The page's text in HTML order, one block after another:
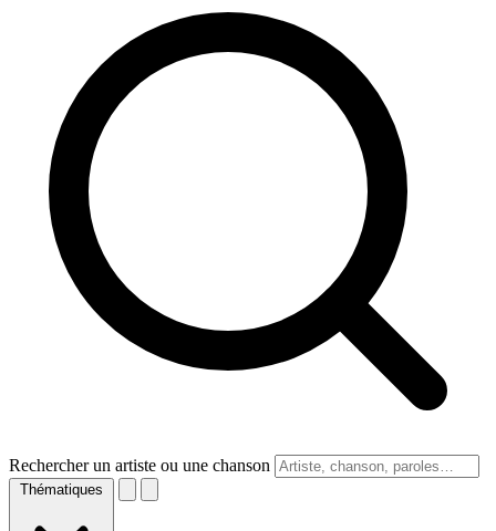
Rechercher un artiste ou une chanson
Thématiques